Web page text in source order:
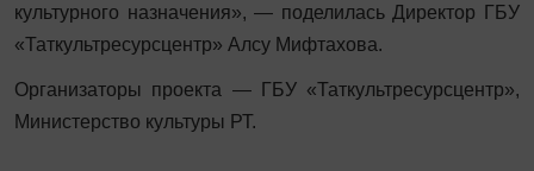
культурного назначения»,— поделилась Директор ГБУ
«Таткультресурсцентр» Алсу Мифтахова.
Организаторы проекта —ГБУ «Таткультресурсцентр»,
Министерство культуры РТ.